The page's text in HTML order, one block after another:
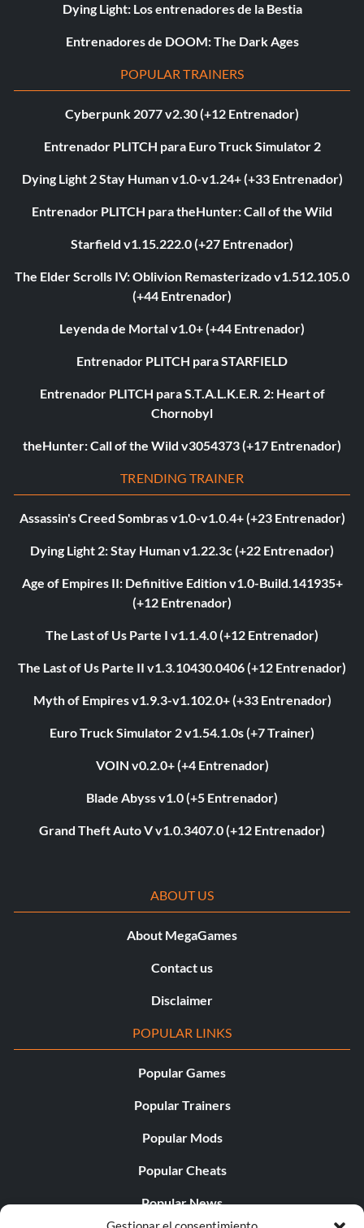
Dying Light: Los entrenadores de la Bestia
Entrenadores de DOOM: The Dark Ages
POPULAR TRAINERS
Cyberpunk 2077 v2.30 (+12 Entrenador)
Entrenador PLITCH para Euro Truck Simulator 2
Dying Light 2 Stay Human v1.0-v1.24+ (+33 Entrenador)
Entrenador PLITCH para theHunter: Call of the Wild
Starfield v1.15.222.0 (+27 Entrenador)
The Elder Scrolls IV: Oblivion Remasterizado v1.512.105.0
(+44 Entrenador)
Leyenda de Mortal v1.0+ (+44 Entrenador)
Entrenador PLITCH para STARFIELD
Entrenador PLITCH para S.T.A.L.K.E.R. 2: Heart of
Chornobyl
theHunter: Call of the Wild v3054373 (+17 Entrenador)
TRENDING TRAINER
Assassin's Creed Sombras v1.0-v1.0.4+ (+23 Entrenador)
Dying Light 2: Stay Human v1.22.3c (+22 Entrenador)
Age of Empires II: Definitive Edition v1.0-Build.141935+
(+12 Entrenador)
The Last of Us Parte I v1.1.4.0 (+12 Entrenador)
The Last of Us Parte II v1.3.10430.0406 (+12 Entrenador)
Myth of Empires v1.9.3-v1.102.0+ (+33 Entrenador)
Euro Truck Simulator 2 v1.54.1.0s (+7 Trainer)
VOIN v0.2.0+ (+4 Entrenador)
Blade Abyss v1.0 (+5 Entrenador)
Grand Theft Auto V v1.0.3407.0 (+12 Entrenador)
ABOUT US
About MegaGames
Contact us
Disclaimer
POPULAR LINKS
Popular Games
Popular Trainers
Popular Mods
Popular Cheats
Popular News